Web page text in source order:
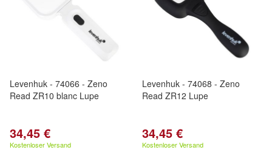
Levenhuk - 74066 - Zeno
Read ZR10 blanc Lupe
34,45 €
Kostenloser Versand
Levenhuk - 74068 - Zeno
Read ZR12 Lupe
34,45 €
Kostenloser Versand